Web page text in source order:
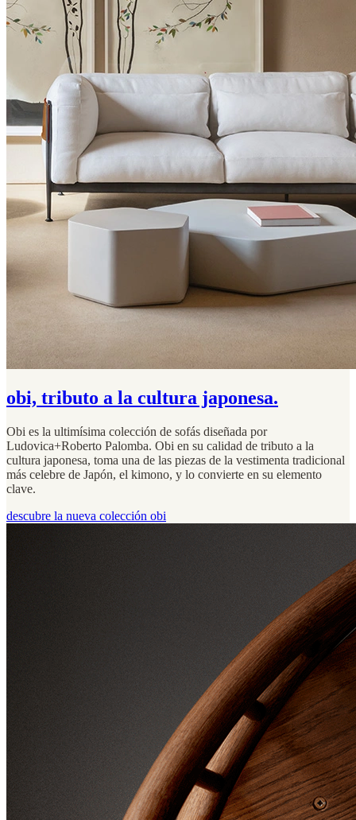
obi, tributo a la cultura japonesa.
Obi es la ultimísima colección de sofás diseñada por
Ludovica+Roberto Palomba. Obi en su calidad de tributo a la
cultura japonesa, toma una de las piezas de la vestimenta tradicional
más celebre de Japón, el kimono, y lo convierte en su elemento
clave.
descubre la nueva colección obi